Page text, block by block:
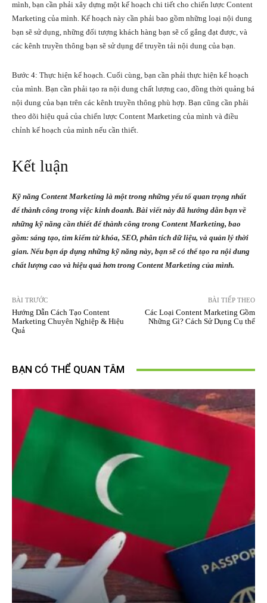
mình, bạn cần phải xây dựng một kế hoạch chi tiết cho chiến lược Content
Marketing của mình. Kế hoạch này cần phải bao gồm những loại nội dung
bạn sẽ sử dụng, những đối tượng khách hàng bạn sẽ cố gắng đạt được, và
các kênh truyền thông bạn sẽ sử dụng để truyền tải nội dung của bạn.
Bước 4: Thực hiện kế hoạch. Cuối cùng, bạn cần phải thực hiện kế hoạch
của mình. Bạn cần phải tạo ra nội dung chất lượng cao, đồng thời quảng bá
nội dung của bạn trên các kênh truyền thông phù hợp. Bạn cũng cần phải
theo dõi hiệu quả của chiến lược Content Marketing của mình và điều
chỉnh kế hoạch của mình nếu cần thiết.
Kết luận
Kỹ năng Content Marketing là một trong những yếu tố quan trọng nhất
để thành công trong việc kinh doanh. Bài viết này đã hướng dẫn bạn về
những kỹ năng cần thiết để thành công trong Content Marketing, bao
gồm: sáng tạo, tìm kiếm từ khóa, SEO, phân tích dữ liệu, và quản lý thời
gian. Nếu bạn áp dụng những kỹ năng này, bạn sẽ có thể tạo ra nội dung
chất lượng cao và hiệu quả hơn trong Content Marketing của mình.
BÀI TRƯỚC
Hướng Dẫn Cách Tạo Content
Marketing Chuyên Nghiệp & Hiệu
Quả
BÀI TIẾP THEO
Các Loại Content Marketing Gồm
Những Gì? Cách Sử Dụng Cụ thể
BẠN CÓ THỂ QUAN TÂM